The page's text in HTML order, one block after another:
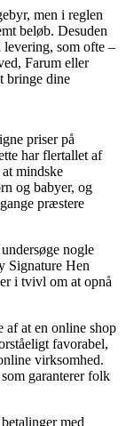
men i reglen
beløb. Desuden
som ofte –
Farum eller
bringe dine
priser på
har flertallet af
mindske
og babyer, og
præstere
nogle
Signature Hen
i tvivl om at opnå
at en online shop
favorabel,
virksomhed.
garanterer folk
med